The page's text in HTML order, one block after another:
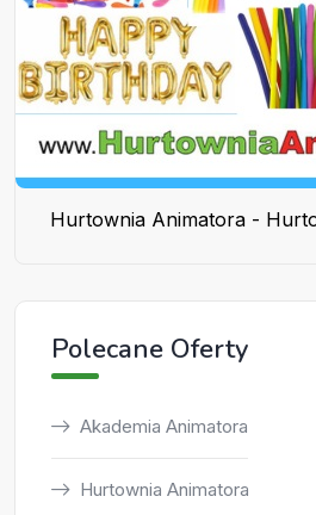
Hurtownia Animatora -
Polecane Oferty
Akademia Animatora
Hurtownia Animatora